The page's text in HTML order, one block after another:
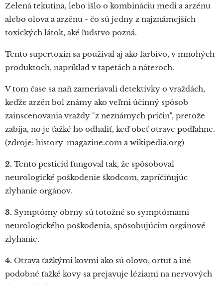
Zelená tekutina, lebo išlo o kombináciu medi a arzénu
alebo olova a arzénu - čo sú jedny z najznámejších
toxických látok, aké ľudstvo pozná.
Tento supertoxín sa používal aj ako farbivo, v mnohých
produktoch, napríklad v tapetách a náteroch.
V tom čase sa naň zameriavali detektívky o vraždách,
keďže arzén bol známy ako veľmi účinný spôsob
zainscenovania vraždy "z neznámych príčin", pretože
zabíja, no je ťažké ho odhaliť, keď obeť otrave podľahne.
(zdroje: history-magazine.com a wikipedia.org)
2. Tento pesticíd fungoval tak, že spôsoboval
neurologické poškodenie škodcom, zapríčiňujúc
zlyhanie orgánov.
3. Symptómy obrny sú totožné so symptómami
neurologického poškodenia, spôsobujúcim orgánové
zlyhanie.
4. Otrava ťažkými kovmi ako sú olovo, ortuť a iné
podobné ťažké kovy sa prejavuje léziami na nervových